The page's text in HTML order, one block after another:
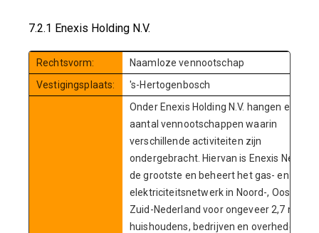
7.2.1 Enexis Holding N.V.
Rechtsvorm:
Naamloze vennootschap
Vestigingsplaats:
's-Hertogenbosch
Onder Enexis Holding N.V. hangen een
aantal vennootschappen waarin
verschillende activiteiten zijn
ondergebracht. Hiervan is Enexis
de grootste en beheert het gas- en
elektriciteitsnetwerk in Noord-, Oost-, en
Zuid-Nederland voor ongeveer 2,7
huishoudens, bedrijven en overheden. De